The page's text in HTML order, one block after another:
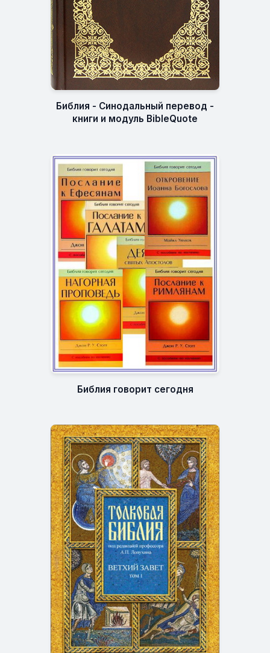
Библия - Синодальный перевод -
книги и модуль BibleQuote
Библия говорит сегодня